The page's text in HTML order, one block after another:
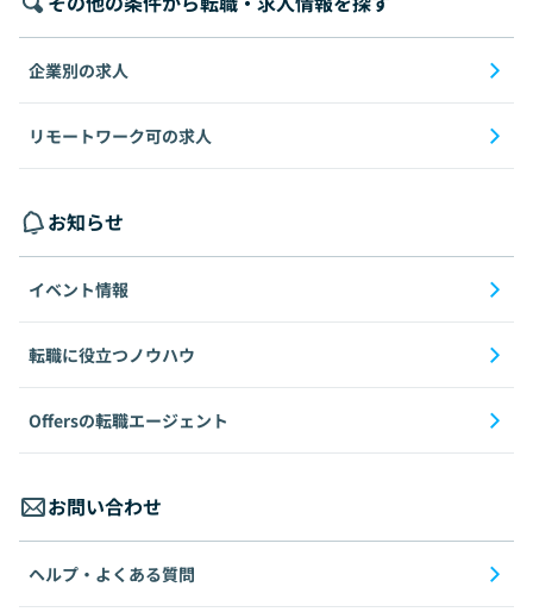
企業別の求人
リモートワーク可の求人
お知らせ
イベント情報
転職に役立つノウハウ
Offersの転職エージェント
お問い合わせ
ヘルプ・よくある質問